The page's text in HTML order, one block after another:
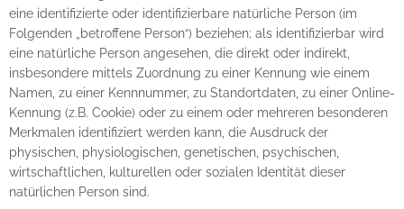
eine identifizierte oder identifizierbare natürliche Person (im
Folgenden „betroffene Person“) beziehen; als identifizierbar wird
eine natürliche Person angesehen, die direkt oder indirekt,
insbesondere mittels Zuordnung zu einer Kennung wie einem
Namen, zu einer Kennnummer, zu Standortdaten, zu einer Online-
Kennung (z.B. Cookie) oder zu einem oder mehreren besonderen
Merkmalen identifiziert werden kann, die Ausdruck der
physischen, physiologischen, genetischen, psychischen,
wirtschaftlichen, kulturellen oder sozialen Identität dieser
natürlichen Person sind.